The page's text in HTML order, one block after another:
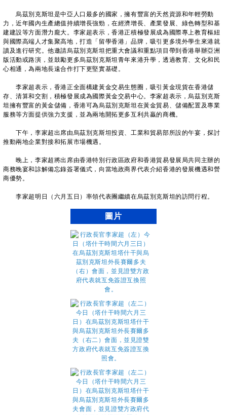
烏茲別克斯坦是中亞人口最多的國家，擁有豐富的天然資源和年輕勞動
力，近年國內生產總值持續增長強勁，在經濟增長、產業發展、綠色轉型和基
建建設等方面潛力龐大。李家超表示，香港正積極發展成為國際專上教育樞紐
與國際高端人才集聚高地，打造「留學香港」品牌，吸引更多境外學生來港就
讀及進行研究。他邀請烏茲別克斯坦把重大會議和重點項目帶到香港舉辦亞洲
版活動或路演，並鼓勵更多烏茲別克斯坦青年來港升學，透過教育、文化和民
心相通，為兩地長遠合作打下更堅實基礎。
李家超表示，香港正全面構建黃金交易生態圈，吸引黃金現貨在香港儲
存、清算和交割，積極發展成為國際黃金交易中心。李家超表示，烏茲別克斯
坦擁有豐富的黃金儲備，香港可為烏茲別克斯坦在黃金貿易、儲備配置及專業
服務等方面提供強力支援，並為兩地開拓更多互利共贏的商機。
下午，李家超出席由烏茲別克斯坦投資、工業和貿易部所設的午宴，探討
推動兩地企業對接和拓展市場機遇。
晚上，李家超將出席由香港特別行政區政府和香港貿易發展局共同主辦的
商務晚宴和諒解備忘錄簽署儀式，向當地政商界代表介紹香港的發展機遇和營
商優勢。
李家超明日（六月五日）率領代表團繼續在烏茲別克斯坦的訪問行程。
圖片